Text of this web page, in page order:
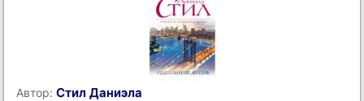
Автор: Стил Даниэла